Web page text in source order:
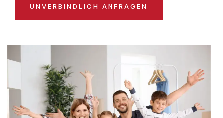
UNVERBINDLICH ANFRAGEN